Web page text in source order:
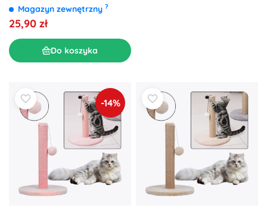
szt.Magazyn zewnętrzny ?
25,90 zł
Do koszyka
-14%